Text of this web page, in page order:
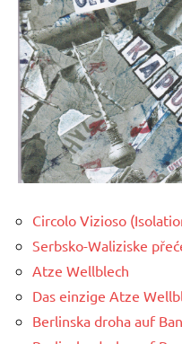
Circolo Vizioso
Serbsko-Waliziske
Atze Wellblech
Das einzige Atze
Berlinska droha auf